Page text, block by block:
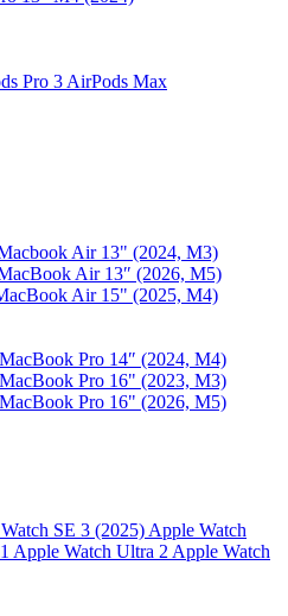
Pro 3 AirPods Max
Air 13" (2024, M3)
Air 13″ (2026, M5)
Air 15" (2025, M4)
MacBook Pro 14″ (2024, M4)
MacBook Pro 16" (2023, M3)
MacBook Pro 16" (2026, M5)
SE 3 (2025) Apple Watch
Apple Watch Ultra 2 Apple Watch